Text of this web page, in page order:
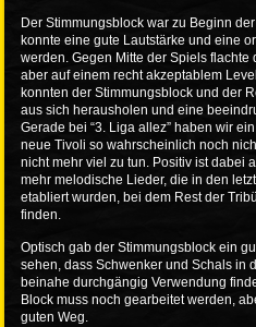
Der Stimmungsblock war zu Beginn
konnte eine gute Lautstärke und eine
werden. Gegen Mitte der Spiels
aber auf einem recht akzeptablem
konnten der Stimmungsblock und der
aus sich herausholen und eine
Gerade bei “3. Liga allez” haben wir
neue Tivoli so wahrscheinlich noch
nicht mehr viel zu tun. Positiv ist dabei
mehr melodische Lieder, die in den
etabliert wurden, bei dem Rest der
finden.
Optisch gab der Stimmungsblock ein
sehen, dass Schwenker und Schals in
beinahe durchgängig Verwendung
Block muss noch gearbeitet werden,
guten Weg.